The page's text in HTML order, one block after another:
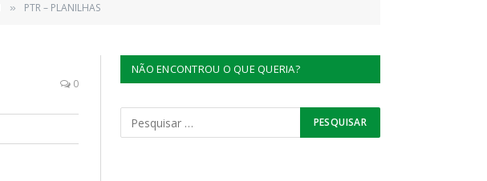
» PTR – PLANILHAS
0
NÃO ENCONTROU O QUE QUERIA?